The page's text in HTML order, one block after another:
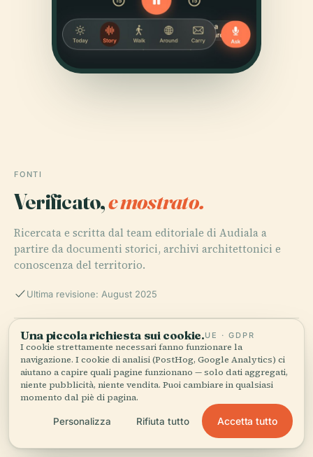
FONTI
Verificato,e mostrato.
Ricercata e scritta dal team editoriale di Audiala a
partire da documenti storici, archivi architettonici e
conoscenza del territorio.
Ultima revisione: August 2025
Visiting Immeuble Pincot in Clermont-Ferrand: History,
Architecture, and Visitor Information, 2024, POP: la
plateforme ouverte du patrimoine
Monument historique: Immeuble Pincot, 2024,
Una piccola richiesta sui cookie.UE · GDPR
I cookie strettamente necessari fanno funzionare la
navigazione. I cookie di analisi (PostHog, Google Analytics) ci
aiutano a capire quali pagine funzionano — solo dati aggregati,
niente pubblicità, niente vendita. Puoi cambiare in qualsiasi
momento dal piè di pagina.
Personalizza Rifiuta tutto Accetta tutto